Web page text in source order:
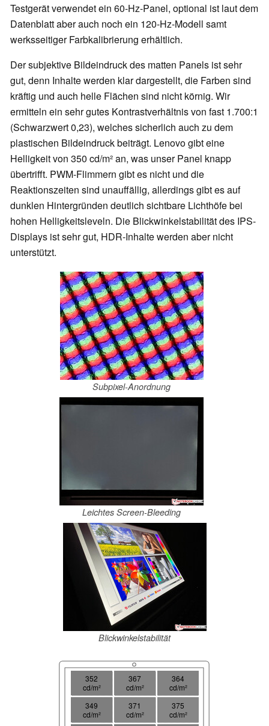
Testgerät verwendet ein 60-Hz-Panel, optional ist laut dem
Datenblatt aber auch noch ein 120-Hz-Modell samt
werksseitiger Farbkalibrierung erhältlich.
Der subjektive Bildeindruck des matten Panels ist sehr
gut, denn Inhalte werden klar dargestellt, die Farben sind
kräftig und auch helle Flächen sind nicht körnig. Wir
ermitteln ein sehr gutes Kontrastverhältnis von fast 1.700:1
(Schwarzwert 0,23), welches sicherlich auch zu dem
plastischen Bildeindruck beiträgt. Lenovo gibt eine
Helligkeit von 350 cd/m² an, was unser Panel knapp
übertrifft. PWM-Flimmern gibt es nicht und die
Reaktionszeiten sind unauffällig, allerdings gibt es auf
dunklen Hintergründen deutlich sichtbare Lichthöfe bei
hohen Helligkeitsleveln. Die Blickwinkelstabilität des IPS-
Displays ist sehr gut, HDR-Inhalte werden aber nicht
unterstützt.
Subpixel-Anordnung
Leichtes Screen-Bleeding
Blickwinkelstabilität
352
cd/m²
367
cd/m²
364
cd/m²
349
cd/m²
371
cd/m²
375
cd/m²